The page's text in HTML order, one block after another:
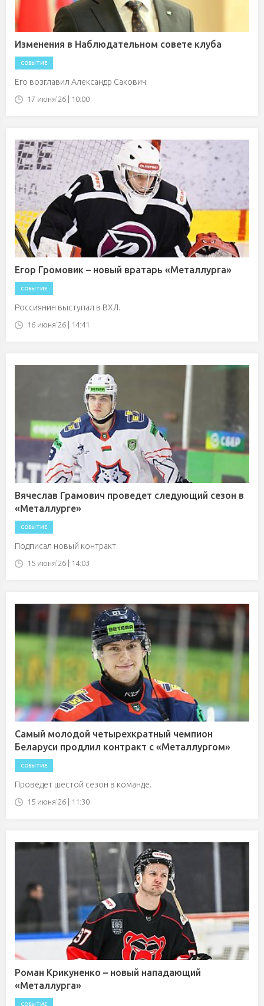
Изменения в Наблюдательном совете клуба
СОБЫТИЕ
Его возглавил Александр Сакович.
17 июня'26 | 10:00
Егор Громовик – новый вратарь «Металлурга»
СОБЫТИЕ
Россиянин выступал в ВХЛ.
16 июня'26 | 14:41
Вячеслав Грамович проведет следующий сезон в
«Металлурге»
СОБЫТИЕ
Подписал новый контракт.
15 июня'26 | 14:03
Самый молодой четырехкратный чемпион
Беларуси продлил контракт с «Металлургом»
СОБЫТИЕ
Проведет шестой сезон в команде.
15 июня'26 | 11:30
Роман Крикуненко – новый нападающий
«Металлурга»
СОБЫТИЕ